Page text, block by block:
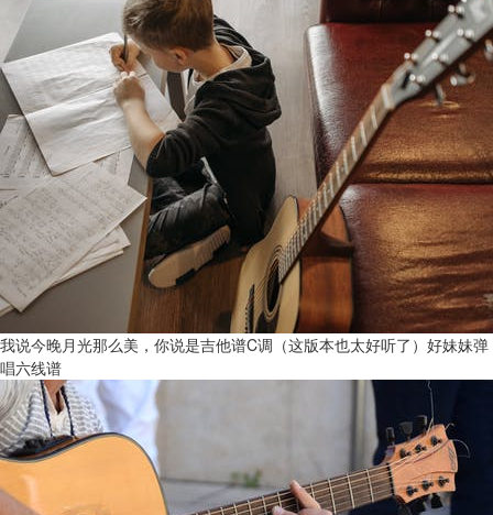
我说今晚月光那么美，你说是吉他谱C调（这版本也太好听了）好妹妹弹
唱六线谱